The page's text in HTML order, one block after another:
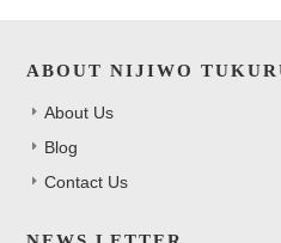
ABOUT NIJIWO
About Us
Blog
Contact Us